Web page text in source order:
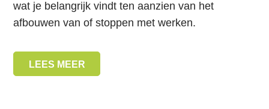
wat je belangrijk vindt ten aanzien van het
afbouwen van of stoppen met werken.
LEES MEER